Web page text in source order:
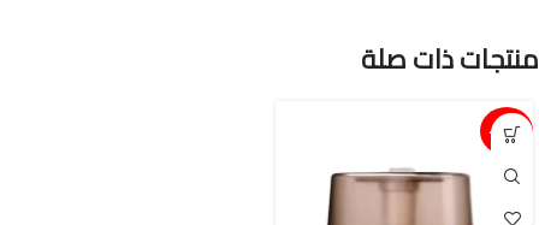
منتجات ذات صلة
15%-